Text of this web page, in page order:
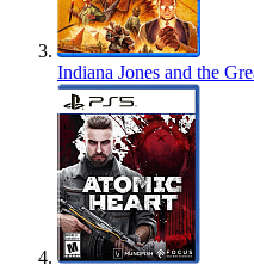
Indiana Jones and the